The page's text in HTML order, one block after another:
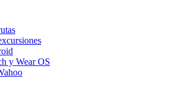
y Wear OS